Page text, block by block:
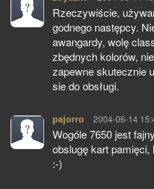
Rzeczywiście,
godnego następcy.
awangardy, wolę
zbędnych kolorów,
zapewne skutecznie
sie do obsługi.
pajorro pisze:
2004-06-14
Wogóle 7650 jest
obslugę kart
:-)